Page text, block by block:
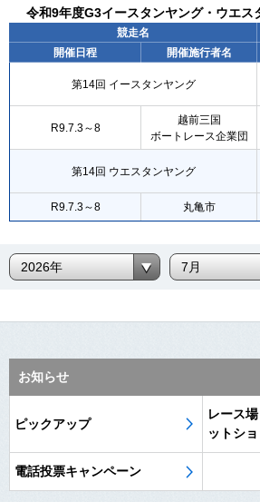
令和9年度G3イースタンヤング・ウエス
競走名
開催日程
開催施行者名
第14回 イースタンヤング
R9.7.3～8
越前三国
ボートレース企業団
第14回 ウエスタンヤング
R9.7.3～8 丸亀市
お知らせ
ピックアップ
レース
ットシ
電話投票キャンペーン